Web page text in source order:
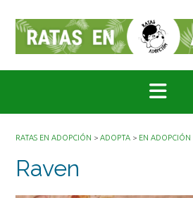
contenido
RATAS EN ADOPCIÓN > ADOPTA > EN ADOPCIÓN
Raven